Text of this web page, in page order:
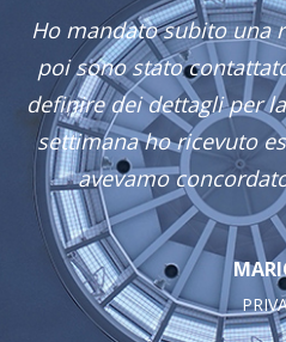
Ho mandato subito una
poi sono stato
definire dei dettagli per
settimana ho ricevuto
avevamo